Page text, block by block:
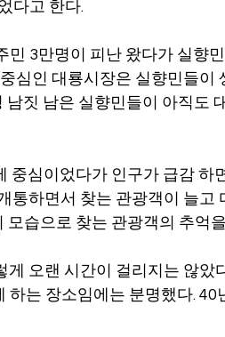
다고 한다.
민 3만명이 피난 왔다가 실향
심인 대룡시장은 실향민들이
짓 남은 실향민들이 아직도
중심이었다가 인구가 급감 하
통하면서 찾는 관광객이 늘고
습으로 찾는 관광객의 추억
오랜 시간이 걸리지는 않았
하는 장소임에는 분명했다. 40